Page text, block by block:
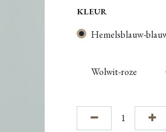
KLEUR
Hemelsblauw-
Wolwit-roze